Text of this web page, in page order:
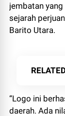
jembatan
sejarah
Barito Utara.
“Logo ini
daerah. Ada